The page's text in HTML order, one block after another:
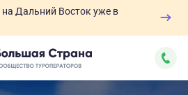
на Дальний Восток уже в